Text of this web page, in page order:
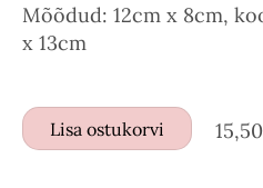
Mõõdud: 12cm x 8cm,
x 13cm
Lisa ostukorvi